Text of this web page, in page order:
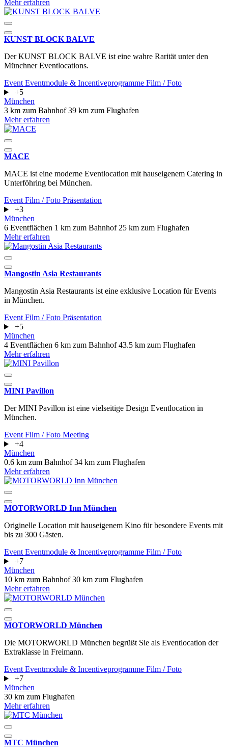
Mehr erfahren
KUNST BLOCK BALVE
Der KUNST BLOCK BALVE ist eine wahre Rarität unter den
Münchner Eventlocations.
Event Eventmodule & Incentiveprogramme Film / Foto
+5
München
3 km zum Bahnhof39 km zum Flughafen
Mehr erfahren
MACE
MACE ist eine moderne Eventlocation mit hauseigenem Catering in
Unterföhring bei München.
Event Film / Foto Präsentation
+3
München
6 Eventflächen 1 km zum Bahnhof 25 km zum Flughafen
Mehr erfahren
Mangostin Asia Restaurants
Mangostin Asia Restaurants ist eine exklusive Location für Events
in München.
Event Film / Foto Präsentation
+5
München
4 Eventflächen 6 km zum Bahnhof43.5 km zum Flughafen
Mehr erfahren
MINI Pavillon
Der MINI Pavillon ist eine vielseitige Design Eventlocation in
München.
Event Film / Foto Meeting
+4
München
0.6 km zum Bahnhof34 km zum Flughafen
Mehr erfahren
MOTORWORLD Inn München
Originelle Location mit hauseigenem Kino für besondere Events mit
bis zu 300 Gästen.
Event Eventmodule & Incentiveprogramme Film / Foto
+7
München
10 km zum Bahnhof30 km zum Flughafen
Mehr erfahren
MOTORWORLD München
Die MOTORWORLD München begrüßt Sie als Eventlocation der
Extraklasse in Freimann.
Event Eventmodule & Incentiveprogramme Film / Foto
+7
München
30 km zum Flughafen
Mehr erfahren
MTC München